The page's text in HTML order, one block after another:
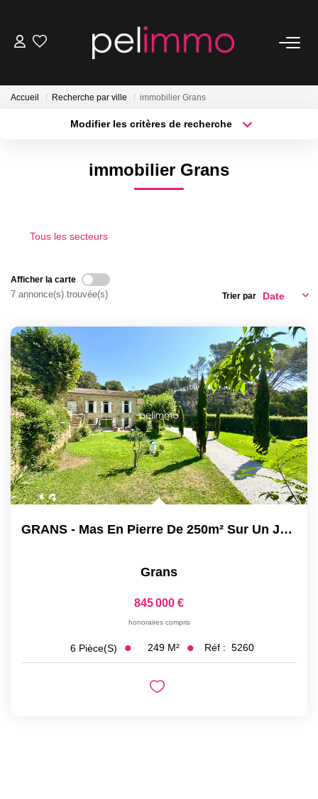
Locations
Gestion
NOS AGENCES
Notre Équipe
Nos Agences
Nos Actualités
CONTACT
Accueil Recherche par ville immobilier Grans
Modifier les critères de recherche
immobilier Grans
Tous les secteurs
Afficher la carte
7 annonce(s) trouvée(s) Trier par
GRANS - Mas En Pierre De 250m² Sur Un Jardin De 2300m²...
Grans
845 000 €
honoraires compris
6 Pièce(s) 249 M² Réf : 5260